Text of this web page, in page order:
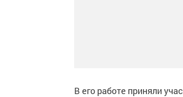
В его работе приняли